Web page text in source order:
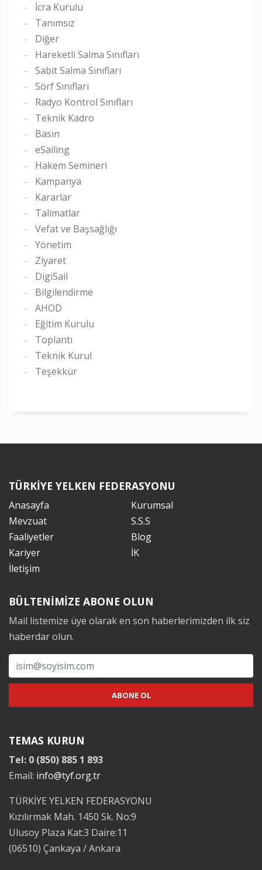
İcra Kurulu
Tanımsız
Diğer
Hareketli Salma Sınıfları
Sabit Salma Sınıfları
Sörf Sınıfları
Radyo Kontrol Sınıfları
Teknik Kadro
Basın
eSailing
Hakem Semineri
Kampanya
Kararlar
Talimatlar
Vefat ve Başsağlığı
Yönetim
Ziyaret
DigiSail
Bilgilendirme
AHOD
Eğitim Kurulu
Toplantı
Teknik Kurul
Teşekkür
TÜRKİYE YELKEN FEDERASYONU
Anasayfa
Kurumsal
Mevzuat
S.S.S
Faaliyetler
Blog
Kariyer
İK
İletişim
BÜLTENİMİZE ABONE OLUN
Mail listemize üye olarak en son haberlerimizden ilk siz
haberdar olun.
TEMAS KURUN
Tel: 0 (850) 885 1 893
Email: info@tyf.org.tr
TÜRKİYE YELKEN FEDERASYONU
Kızılırmak Mah. 1450 Sk. No:9
Ulusoy Plaza Kat:3 Daire:11
(06510) Çankaya / Ankara